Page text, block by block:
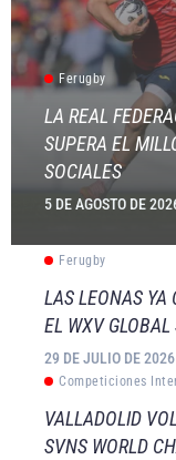
Ferugby
LA REAL
SUPERA EL
SOCIALES
5 DE AGOSTO DE
Ferugby
LAS LEONAS YA
EL WXV
29 DE JULIO DE 2026
Competiciones
VALLADOLID
SVNS WORLD